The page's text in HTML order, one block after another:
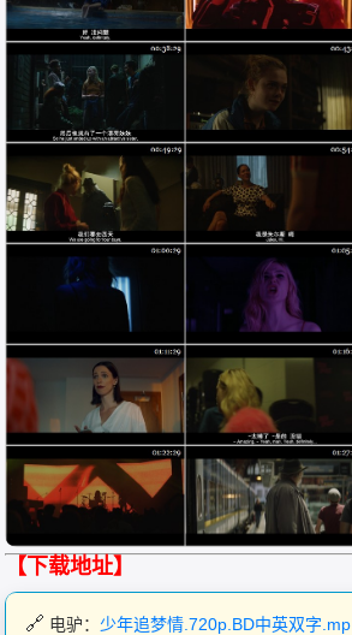
【下载地址】
电驴： 少年追梦情.720p.BD中英双字.mp